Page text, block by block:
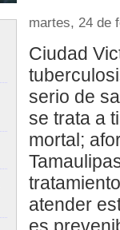
martes, 24 de
Ciudad
serio de
se trata a
mortal;
atender